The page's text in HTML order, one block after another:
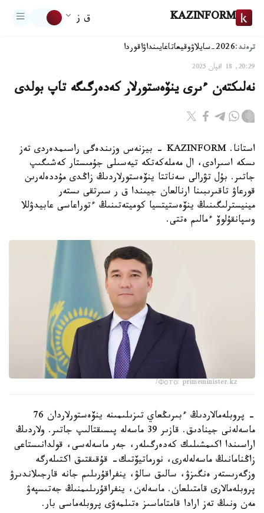
KAZINFORM ق ز
ترەند:2026-سايلاۋ وقيعاتاعايىنداۋاقوردا
20:29, 18 اقپان 2025
نەلىكتەن ءىرى ينۆەستورلار كەدەرگىگە تاپ بولدى
استانا. KAZINFORM - بيزنەس وزىندەگى راسىمدەردى تەز
ىسكە اسىرادى، ال مەملەكەتكە تيەسىلى جۇمىستار كەشىگىپ
جاتىر. بۇل تۋرالى سەناتتا ينۆەستورلاردىڭ زاڭدى مۇددەلەرىن
قورعاۋ تاقىرىبىنا ارنالعان جيىندا ق ر سىرتقى ىستەر
مينيسترلىگىنىڭ ينۆەستيتسيا كوميتەتىنىڭ ءتوراعاسى عابيدۋللا
وسپانقۇلوۆ ءمالىم ەتتى.
Фото: primeminister.kz/
- پروبلەمالاردىڭ ءبىرىڭعاي تىزىلىمىنە ينۆەستورلاردان 76
ماسەلەنى جينادىق. قازىر 39 ماسەلە پىسىقتالىپ جاتىر. ولاردىڭ
اراسىندا اكىمشىلىك كەدەرگىلەر، جەر ماسەلەسى، قولدانىستاعى
زاڭنامانىڭ ماسەلەلەرى، نورماتيۆتىك- قۇقىقتىق اكتىلەرگە
وزگەرىستەر ەنگىزۋ، سالىق سالۋ، ينفراقۇرىلىم جانە قارجىلاندىرۋ
پروبلەمالارى قامتىلعان. ماسەلەن، ينفراقۇرىلىمنىڭ جەتىسپەۋ
مەن ونىڭ تەز ارادا قامتاماسىز ەتىلمەۋى پروبلەماسى بار.